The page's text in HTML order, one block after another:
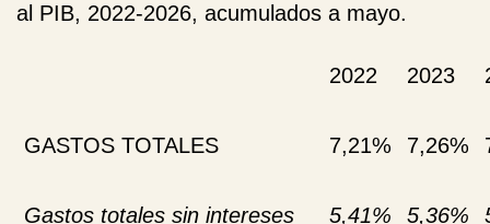
al PIB, 2022-2026, acumulados a mayo.
2022 2023
GASTOS TOTALES 7,21% 7,26%
Gastos totales sin intereses 5,41% 5,36%